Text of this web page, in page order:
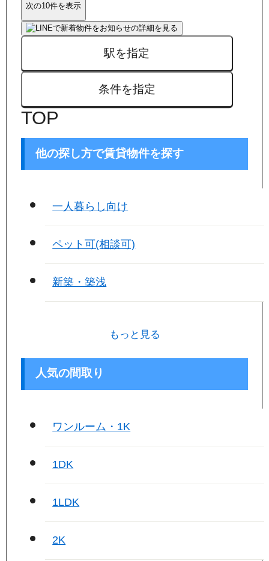
次の10件を表示
駅を指定
条件を指定
TOP
他の探し方で賃貸物件を探す
一人暮らし向け
ペット可(相談可)
新築・築浅
もっと見る
人気の間取り
ワンルーム・1K
1DK
1LDK
2K